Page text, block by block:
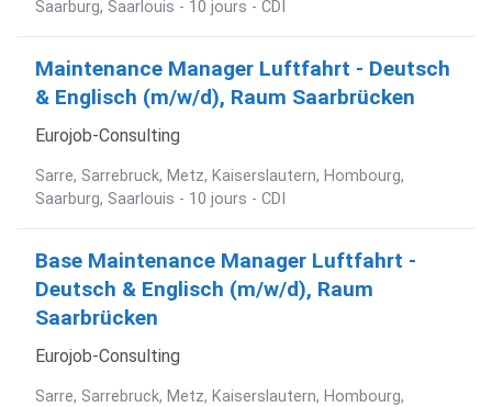
Saarburg, Saarlouis - 10 jours - CDI
Maintenance Manager Luftfahrt - Deutsch
& Englisch (m/w/d), Raum Saarbrücken
Eurojob-Consulting
Sarre, Sarrebruck, Metz, Kaiserslautern, Hombourg,
Saarburg, Saarlouis - 10 jours - CDI
Base Maintenance Manager Luftfahrt -
Deutsch & Englisch (m/w/d), Raum
Saarbrücken
Eurojob-Consulting
Sarre, Sarrebruck, Metz, Kaiserslautern, Hombourg,